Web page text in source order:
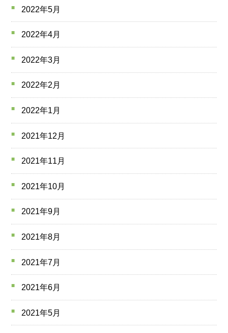
2022年5月
2022年4月
2022年3月
2022年2月
2022年1月
2021年12月
2021年11月
2021年10月
2021年9月
2021年8月
2021年7月
2021年6月
2021年5月